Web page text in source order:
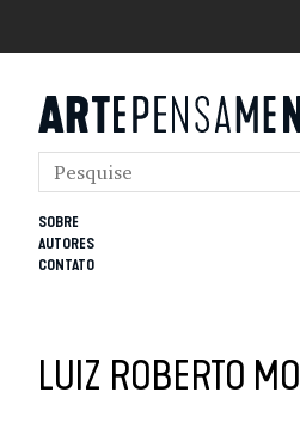
SOBRE
AUTORES
CONTATO
LUIZ ROBERTO